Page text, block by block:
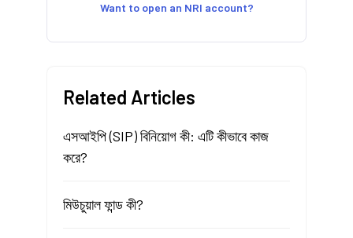
Want to open an NRI account?
Related Articles
এসআইপি (SIP) বিনিয়োগ কী: এটি কীভাবে কাজ
করে?
মিউচুয়াল ফান্ড কী?